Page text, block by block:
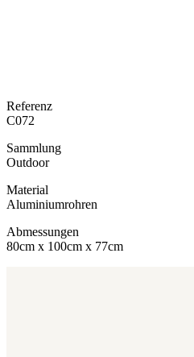
Referenz
C072
Sammlung
Outdoor
Material
Aluminiumrohren
Abmessungen
80cm x 100cm x 77cm